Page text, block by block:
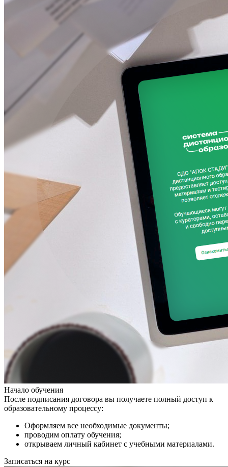
Начало обучения
После подписания договора вы получаете полный доступ к
образовательному процессу:
Оформляем все необходимые документы;
проводим оплату обучения;
открываем личный кабинет с учебными материалами.
Записаться на курс